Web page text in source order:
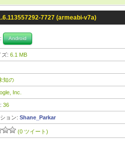
7727 (armeabi-v7a)
Android
ズ: 6.1 MB
知の
Inc.
36
ョン: Shane_Parkar
(0 ツイート)